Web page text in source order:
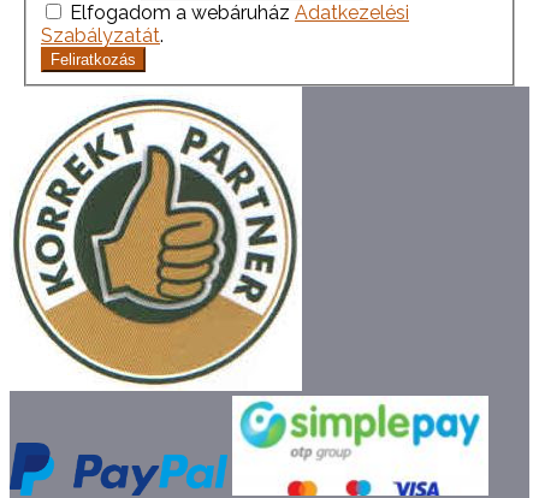
Elfogadom a webáruház Adatkezelési
Szabályzatát.
Feliratkozás